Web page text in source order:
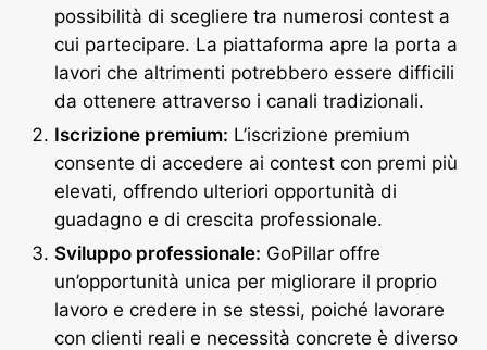
possibilità di scegliere tra numerosi contest a
cui partecipare. La piattaforma apre la porta a
lavori che altrimenti potrebbero essere difficili
da ottenere attraverso i canali tradizionali.
Iscrizione premium: L’iscrizione premium
consente di accedere ai contest con premi più
elevati, offrendo ulteriori opportunità di
guadagno e di crescita professionale.
Sviluppo professionale: GoPillar offre
un’opportunità unica per migliorare il proprio
lavoro e credere in se stessi, poiché lavorare
con clienti reali e necessità concrete è diverso